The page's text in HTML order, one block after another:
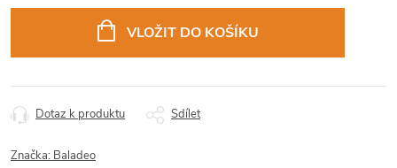
VLOŽIT DO KOŠÍKU
Dotaz k produktu Sdílet
Značka: Baladeo